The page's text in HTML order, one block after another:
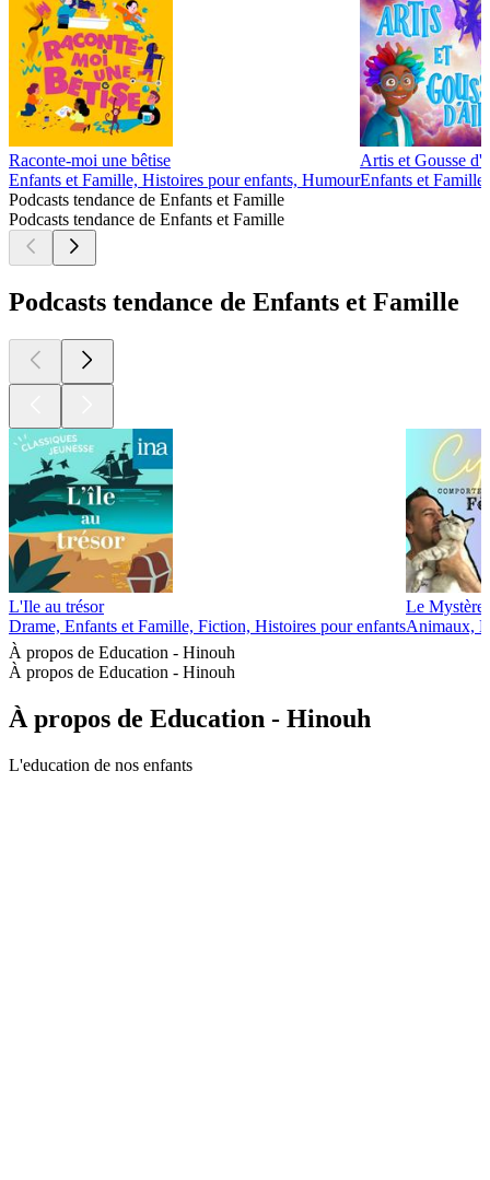
Raconte-moi une bêtise
Enfants et Famille, Histoires pour enfants, Humour
Artis et Gousse
Enfants et
Podcasts tendance de Enfants et Famille
Podcasts tendance de Enfants et Famille
Podcasts tendance de Enfants et Famille
L'Ile au trésor
Drame, Enfants et Famille, Fiction, Histoires pour enfants
Le Mystère
Animaux,
À propos de Education - Hinouh
À propos de Education - Hinouh
À propos de Education - Hinouh
L'education de nos enfants